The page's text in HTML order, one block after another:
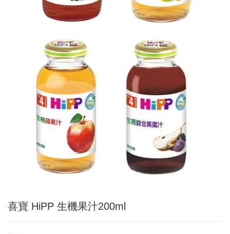
喜寶 HiPP 生機果汁200ml